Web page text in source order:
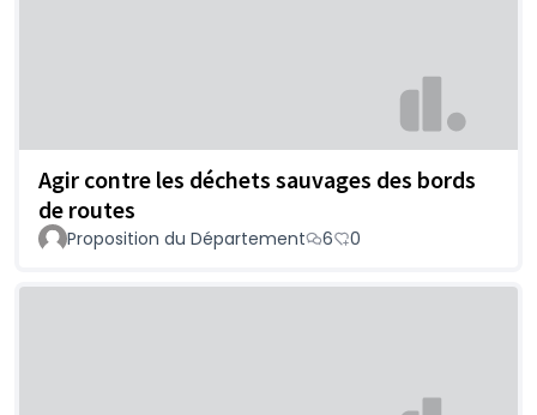
Agir contre les déchets sauvages des bords
de routes
Proposition du Département 6 0